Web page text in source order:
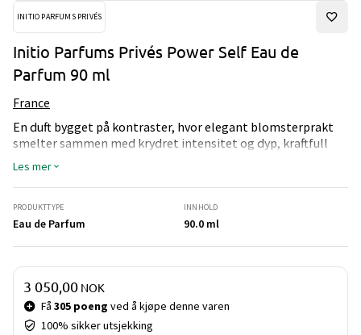
INITIO PARFUMS PRIVÉS
Initio Parfums Privés Power Self Eau de
Parfum 90 ml
France
En duft bygget på kontraster, hvor elegant blomsterprakt
smelter sammen med krydret intensitet og dyp, kraftfull
musk. Skapt for å forsterke din karisma og gi en umiddelbar
følelse av selvsikkerhet.
Noter av rosa pepper, hvite blomster og musk
Les mer
PRODUKTTYPE
Eau de Parfum
INNHOLD
90.0 ml
Pris og mengde
Få 305 poeng ved å kjøpe denne varen
100% sikker utsjekking
3 050,00 NOK